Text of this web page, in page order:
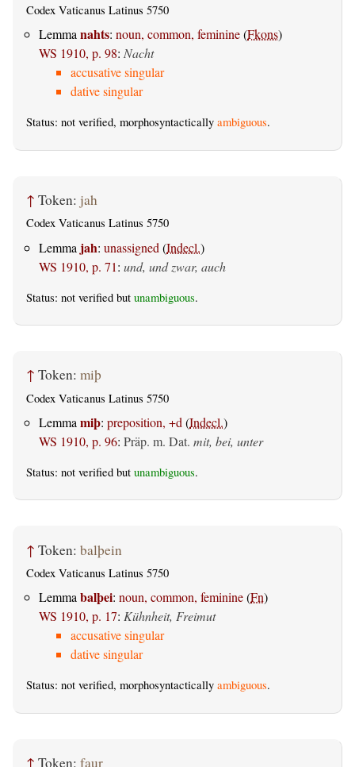
Codex Vaticanus Latinus 5750
Lemmanahts: noun, common, feminine(Fkons)
WS 1910, p. 98: Nacht
accusative singular
dative singular
Status: not verified, morphosyntactically ambiguous.
↑ Token: jah
Codex Vaticanus Latinus 5750
Lemma jah: unassigned (Indecl.)
WS 1910, p. 71: und, und zwar, auch
Status: not verified but unambiguous.
↑ Token: miþ
Codex Vaticanus Latinus 5750
Lemma miþ: preposition, +d (Indecl.)
WS 1910, p. 96: Präp. m. Dat. mit, bei, unter
Status: not verified but unambiguous.
↑ Token: balþein
Codex Vaticanus Latinus 5750
Lemma balþei: noun, common, feminine(Fn)
WS 1910, p. 17: Kühnheit, Freimut
accusative singular
dative singular
Status: not verified, morphosyntactically ambiguous.
↑ Token: faur